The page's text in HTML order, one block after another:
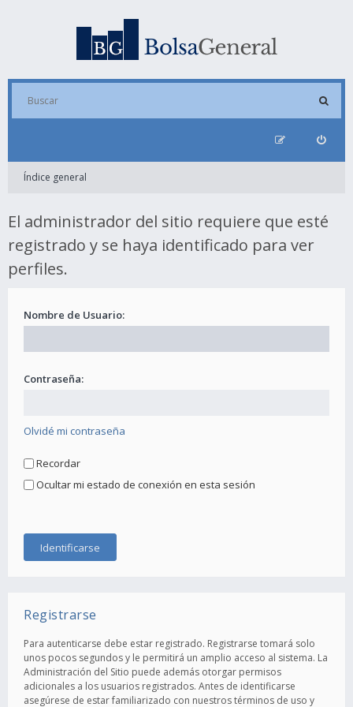
Índice general
El administrador del sitio requiere que esté
registrado y se haya identificado para ver
perfiles.
Nombre de Usuario:
Contraseña:
Olvidé mi contraseña
Recordar
Ocultar mi estado de conexión en esta sesión
Registrarse
Para autenticarse debe estar registrado. Registrarse tomará solo
unos pocos segundos y le permitirá un amplio acceso al sistema. La
Administración del Sitio puede además otorgar permisos
adicionales a los usuarios registrados. Antes de identificarse
asegúrese de estar familiarizado con nuestros términos de uso y